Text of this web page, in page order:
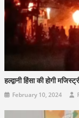
हल्द्वानी हिंसा की होगी
February 10, 2024